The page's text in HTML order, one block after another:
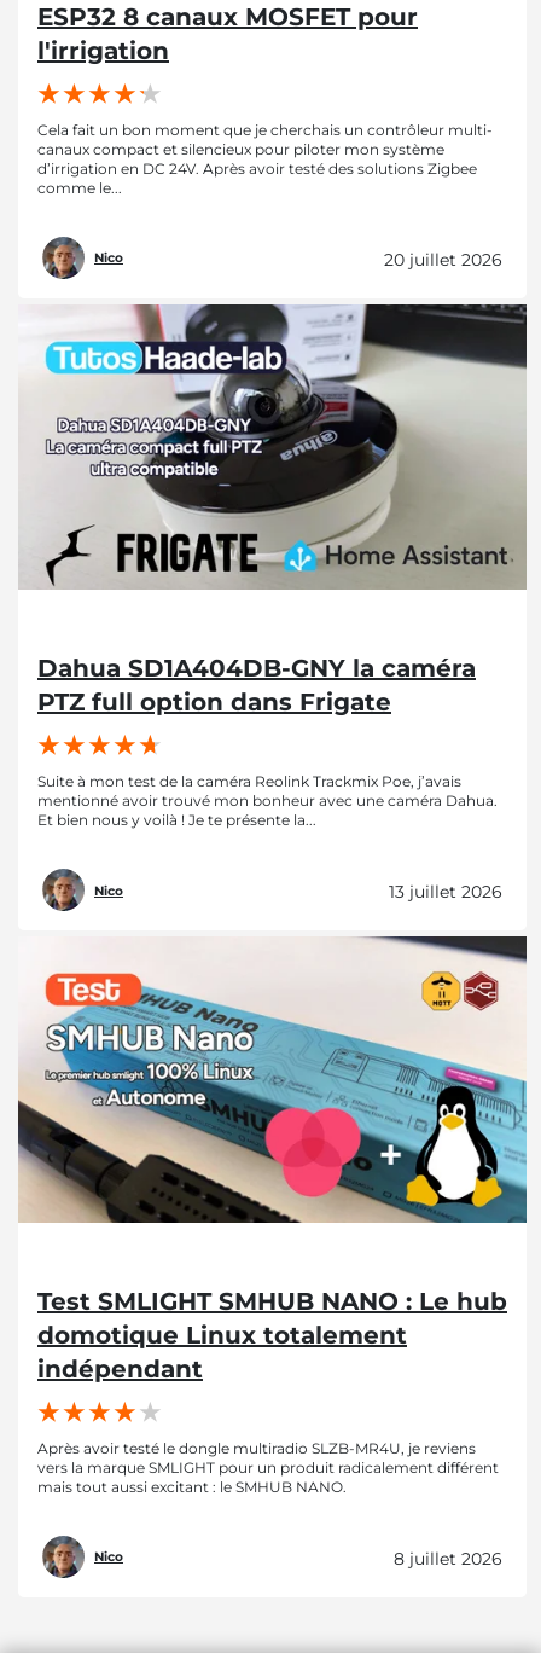
ESP32 8 canaux MOSFET pour
l'irrigation
Cela fait un bon moment que je cherchais un contrôleur multi-
canaux compact et silencieux pour piloter mon système
d’irrigation en DC 24V. Après avoir testé des solutions Zigbee
comme le...
Nico 20 juillet 2026
Dahua SD1A404DB-GNY la caméra
PTZ full option dans Frigate
Suite à mon test de la caméra Reolink Trackmix Poe, j’avais
mentionné avoir trouvé mon bonheur avec une caméra Dahua.
Et bien nous y voilà ! Je te présente la...
Nico 13 juillet 2026
Test SMLIGHT SMHUB NANO : Le hub
domotique Linux totalement
indépendant
Après avoir testé le dongle multiradio SLZB-MR4U, je reviens
vers la marque SMLIGHT pour un produit radicalement différent
mais tout aussi excitant : le SMHUB NANO.
Nico 8 juillet 2026